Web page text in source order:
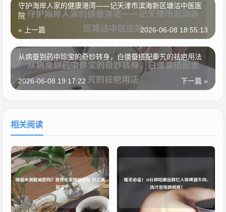
守护海岸人家的健康港湾——记天津市滨海新区塘沽中医医
院
« 上一篇 2026-06-08 18:55:13
从病蚕到药中珍宝的奇妙转身，白僵蚕搭配秦艽的祛疤用法
下一篇 »
2026-06-08 19:17:22
相关阅读